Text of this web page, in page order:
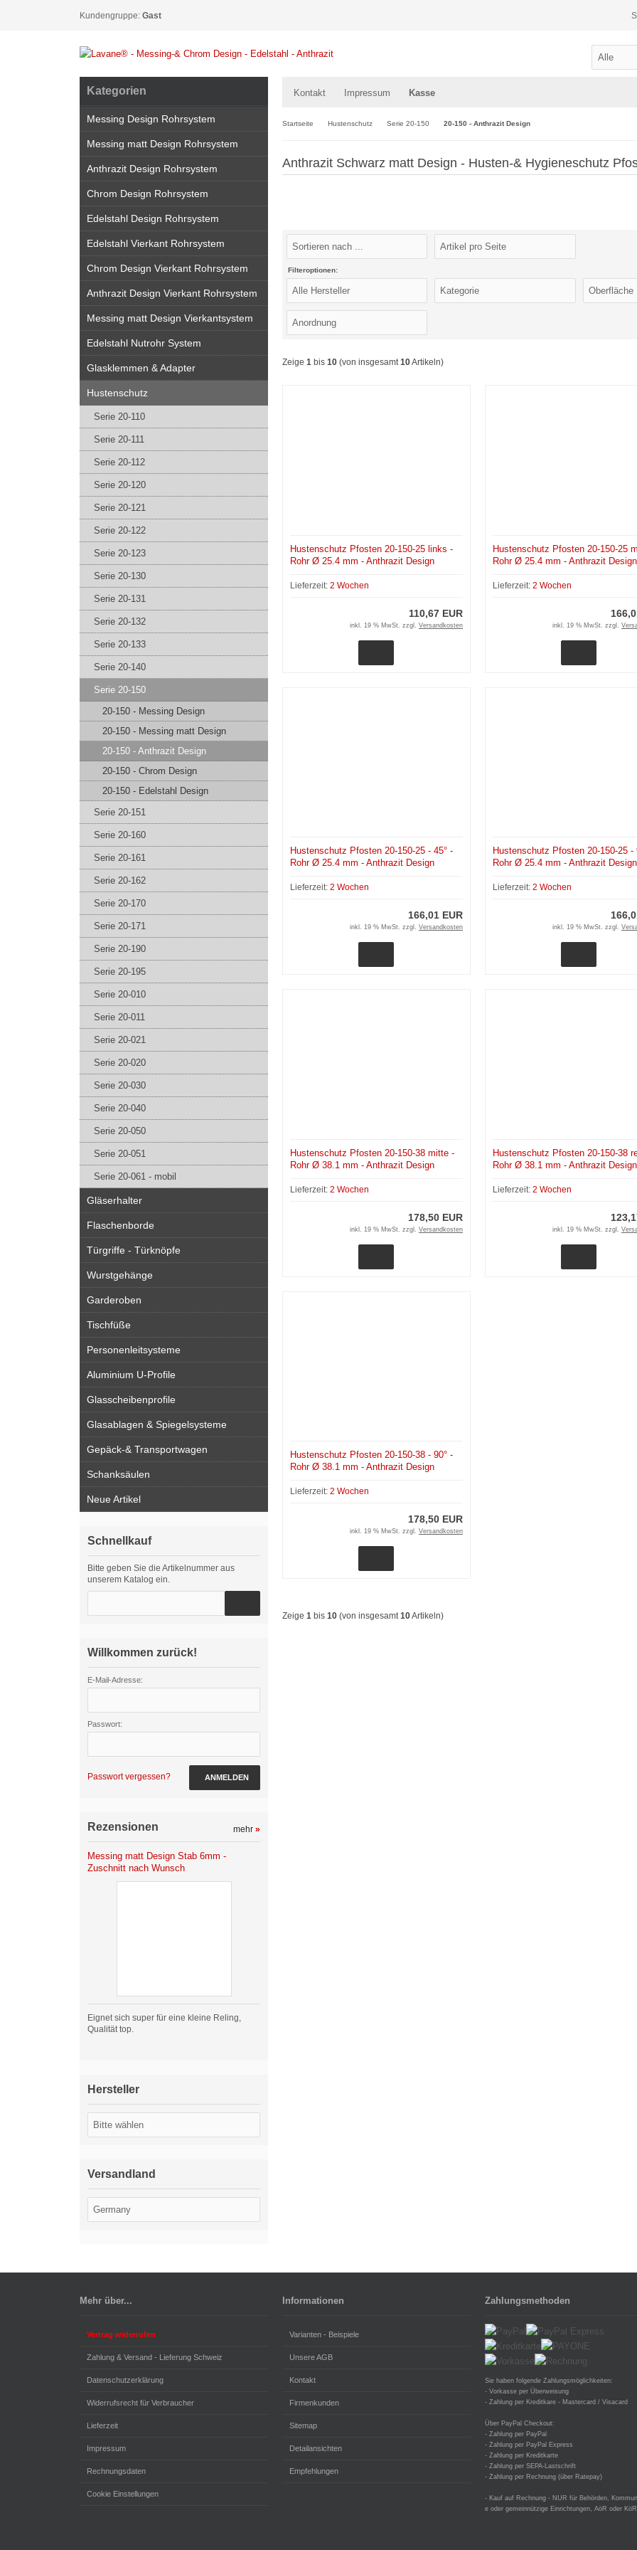
Kundengruppe: Gast
Kontakt Impressum Kasse
Startseite Hustenschutz Serie 20-150 20-150 - Anthrazit Design
Anthrazit Schwarz matt Design - Husten-& Hygieneschutz
Filteroptionen:
Zeige 1 bis 10 (von insgesamt10Artikeln)
Hustenschutz Pfosten 20-150-25 links -
Rohr Ø 25.4 mm - Anthrazit Design
Lieferzeit: 2 Wochen
110,67 EUR
inkl. 19 % MwSt. zzgl. Versandkosten
Hustenschutz Pfosten 20-150-25
Rohr Ø 25.4 mm - Anthrazit Design
Lieferzeit: 2 Wochen
inkl. 19 % MwSt. zzgl.
Hustenschutz Pfosten 20-150-25 - 45° -
Rohr Ø 25.4 mm - Anthrazit Design
Lieferzeit: 2 Wochen
166,01 EUR
inkl. 19 % MwSt. zzgl. Versandkosten
Hustenschutz Pfosten 20-150-25 -
Rohr Ø 25.4 mm - Anthrazit Design
Lieferzeit: 2 Wochen
inkl. 19 % MwSt. zzgl.
Hustenschutz Pfosten 20-150-38 mitte -
Rohr Ø 38.1 mm - Anthrazit Design
Lieferzeit: 2 Wochen
178,50 EUR
inkl. 19 % MwSt. zzgl. Versandkosten
Hustenschutz Pfosten 20-150-38
Rohr Ø 38.1 mm - Anthrazit Design
Lieferzeit: 2 Wochen
inkl. 19 % MwSt. zzgl.
Hustenschutz Pfosten 20-150-38 - 90° -
Rohr Ø 38.1 mm - Anthrazit Design
Lieferzeit: 2 Wochen
178,50 EUR
inkl. 19 % MwSt. zzgl. Versandkosten
Zeige 1 bis 10 (von insgesamt10Artikeln)
Kategorien
Messing Design Rohrsystem
Messing matt Design Rohrsystem
Anthrazit Design Rohrsystem
Chrom Design Rohrsystem
Edelstahl Design Rohrsystem
Edelstahl Vierkant Rohrsystem
Chrom Design Vierkant Rohrsystem
Anthrazit Design Vierkant Rohrsystem
Messing matt Design Vierkantsystem
Edelstahl Nutrohr System
Glasklemmen & Adapter
Hustenschutz
Serie 20-110
Serie 20-111
Serie 20-112
Serie 20-120
Serie 20-121
Serie 20-122
Serie 20-123
Serie 20-130
Serie 20-131
Serie 20-132
Serie 20-133
Serie 20-140
Serie 20-150
20-150 - Messing Design
20-150 - Messing matt Design
20-150 - Anthrazit Design
20-150 - Chrom Design
20-150 - Edelstahl Design
Serie 20-151
Serie 20-160
Serie 20-161
Serie 20-162
Serie 20-170
Serie 20-171
Serie 20-190
Serie 20-195
Serie 20-010
Serie 20-011
Serie 20-021
Serie 20-020
Serie 20-030
Serie 20-040
Serie 20-050
Serie 20-051
Serie 20-061 - mobil
Gläserhalter
Flaschenborde
Türgriffe - Türknöpfe
Wurstgehänge
Garderoben
Tischfüße
Personenleitsysteme
Aluminium U-Profile
Glasscheibenprofile
Glasablagen & Spiegelsysteme
Gepäck-& Transportwagen
Schanksäulen
Neue Artikel
Schnellkauf
Bitte geben Sie die Artikelnummer aus
unserem Katalog ein.
Willkommen zurück!
E-Mail-Adresse:
Passwort:
Passwort vergessen? ANMELDEN
Rezensionen mehr »
Messing matt Design Stab 6mm -
Zuschnitt nach Wunsch
Eignet sich super für eine kleine Reling,
Qualität top.
Hersteller
Versandland
Mehr über...
Vertrag widerrufen
Zahlung & Versand - Lieferung Schweiz
Datenschutzerklärung
Widerrufsrecht für Verbraucher
Lieferzeit
Impressum
Rechnungsdaten
Cookie Einstellungen
Informationen
Varianten - Beispiele
Unsere AGB
Kontakt
Firmenkunden
Sitemap
Detailansichten
Empfehlungen
Zahlungsmethoden
Sie haben folgende Zahlungsmöglichkeiten:
- Vorkasse per Überweisung
- Zahlung per Kreditkare - Mastercard / Visacard
Über PayPal Checkout:
- Zahlung per PayPal
- Zahlung per PayPal Express
- Zahlung per Kreditkarte
- Zahlung per SEPA-Lastschrift
- Zahlung per Rechnung (über Ratepay)
- Kauf auf Rechnung - NUR für Behörden,
e oder gemeinnützige Einrichtungen, AöR oder KöR